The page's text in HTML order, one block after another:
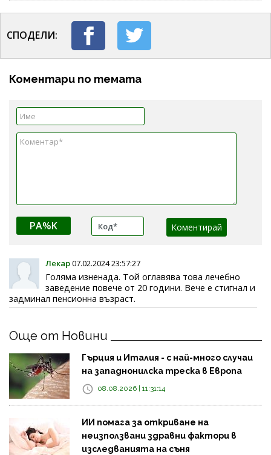
СПОДЕЛИ:
Коментари по темата
PA%K
Лекар07.02.2024 23:57:27
Голяма изненада. Той оглавява това лечебно
заведение повече от 20 години. Вече е стигнал и
задминал пенсионна възраст.
Още от Новини
Гърция и Италия - с най-много случаи
на западнонилска треска в Европа
08.08.2026 | 11:31:14
ИИ помага за откриване на
неизползвани здравни фактори в
изследванията на съня